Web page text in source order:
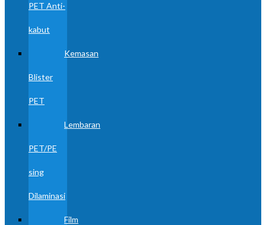
PET Anti-
kabut
Kemasan
Blister
PET
Lembaran
PET/PE
sing
Dilaminasi
Film